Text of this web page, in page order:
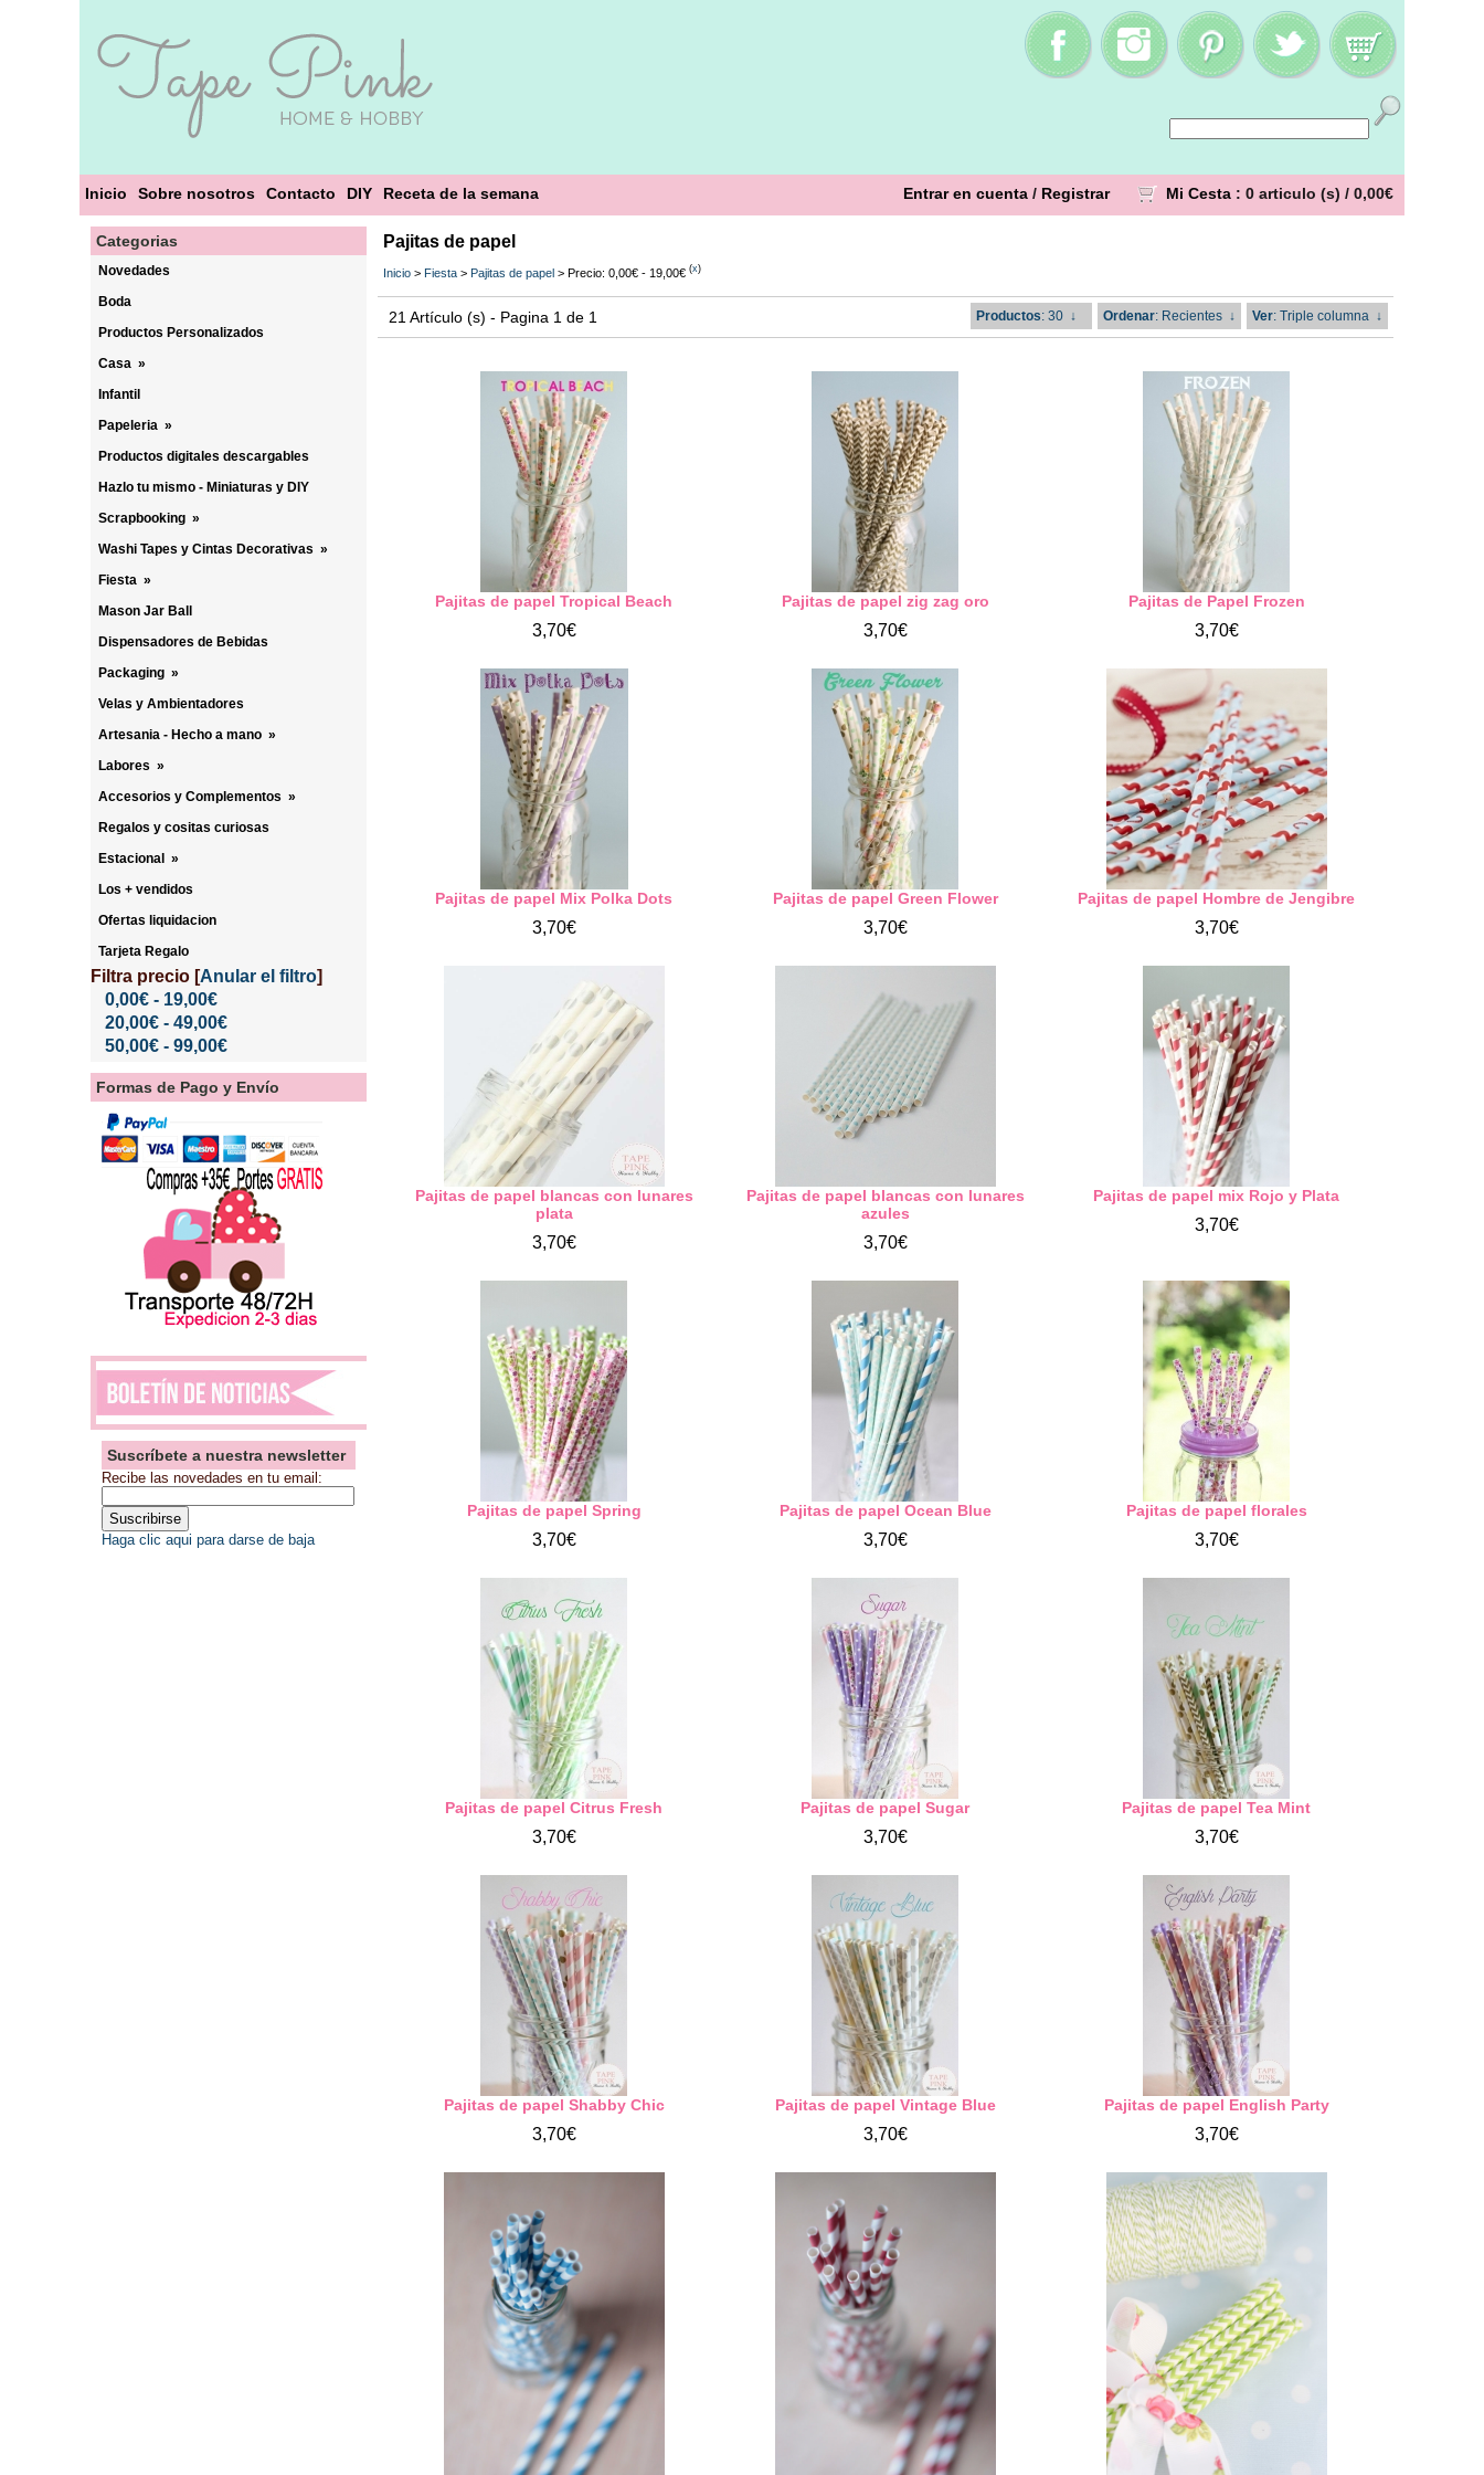
Inicio Sobre nosotros Contacto DIY Receta de la semana Entrar en cuenta / Registrar Mi Cesta : 0 articulo (s) / 0,00€
Categorias
Novedades
Boda
Productos Personalizados
Casa »
Infantil
Papeleria »
Productos digitales descargables
Hazlo tu mismo - Miniaturas y DIY
Scrapbooking »
Washi Tapes y Cintas Decorativas »
Fiesta »
Mason Jar Ball
Dispensadores de Bebidas
Packaging »
Velas y Ambientadores
Artesania - Hecho a mano »
Labores »
Accesorios y Complementos »
Regalos y cositas curiosas
Estacional
»
Los + vendidos
Ofertas liquidacion
Tarjeta Regalo
Filtra precio [Anular el filtro]
0,00€ - 19,00€
20,00€ - 49,00€
50,00€ - 99,00€
Formas de Pago y Envío
Suscríbete a nuestra newsletter
Recibe las novedades en tu email:
Haga clic aqui para darse de baja
Pajitas de papel
Inicio > Fiesta > Pajitas de papel > Precio: 0,00€ - 19,00€ (x)
21 Artículo (s) - Pagina 1 de 1 Productos: 30 ↓ Ordenar: Recientes ↓ Ver: Triple columna ↓
Pajitas de papel Tropical Beach
3,70€
Pajitas de papel zig zag oro
3,70€
Pajitas de Papel Frozen
3,70€
Pajitas de papel Mix Polka Dots
3,70€
Pajitas de papel Green Flower
3,70€
Pajitas de papel Hombre de Jengibre
3,70€
Pajitas de papel blancas con lunares
plata
3,70€
Pajitas de papel blancas con lunares
azules
3,70€
Pajitas de papel mix Rojo y Plata
3,70€
Pajitas de papel Spring
3,70€
Pajitas de papel Ocean Blue
3,70€
Pajitas de papel florales
3,70€
Pajitas de papel Citrus Fresh
3,70€
Pajitas de papel Sugar
3,70€
Pajitas de papel Tea Mint
3,70€
Pajitas de papel Shabby Chic
3,70€
Pajitas de papel Vintage Blue
3,70€
Pajitas de papel English Party
3,70€